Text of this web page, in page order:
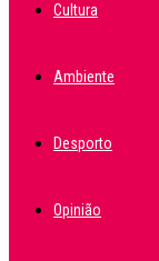
Cultura
Ambiente
Desporto
Opinião